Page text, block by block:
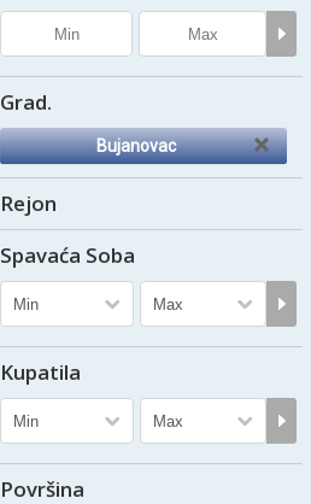
Grad.
Bujanovac
Rejon
Spavaća Soba
Kupatila
Površina